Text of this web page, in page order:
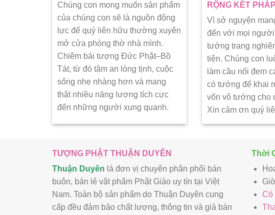
Chúng con mong muốn sản phẩm
của chúng con sẽ là nguồn động
lực để quý liên hữu thường xuyên
mở cửa phòng thờ nhà mình.
Chiêm bái tượng Đức Phật–Bồ
Tát, từ đó tâm an lòng tịnh, cuộc
sống nhẹ nhàng hơn và mang
thật nhiều năng lượng tích cực
đến những người xung quanh.
RỘNG KẾT
Vì sở nguyện
đến với mọi
tướng trang
tiện. Chúng con
làm cầu nối đem
có tướng để khai
vốn vô tướng cho
Xin cảm ơn quý
TƯỢNG PHẬT THUẬN DUYÊN
Thuận Duyên là đơn vị chuyên phân phối bán
buôn, bán lẻ vật phẩm Phật Giáo uy tín tại Việt
Nam. Toàn bộ sản phẩm do Thuận Duyên cung
cấp đều đảm bảo chất lượng, thông tin và giá bán
Thời
Có